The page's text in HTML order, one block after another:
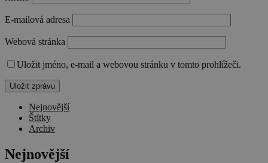
E-mailová adresa
Webová stránka
Uložit jméno, e-mail a webovou stránku v tomto prohlížeči.
Nejnovější
Štítky
Archiv
Nejnovější